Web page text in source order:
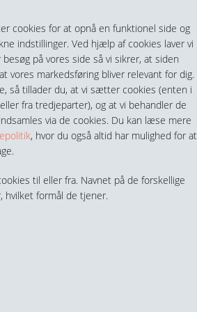
cookies for at opnå en funktionel side og
indstillinger. Ved hjælp af cookies laver vi
på vores side så vi sikrer, at siden
vores markedsføring bliver relevant for dig.
så tillader du, at vi sætter cookies (enten i
fra tredjeparter), og at vi behandler de
via de cookies. Du kan læse mere
, hvor du også altid har mulighed for at
til eller fra. Navnet på de forskellige
formål de tjener.
0 vare(r) i kurven
0,00 DKK
& TILBEHØR
GRÅ PP
PP
GRÅ PP
DK-4420 Regstrup, info@teltech.dk, CVR-